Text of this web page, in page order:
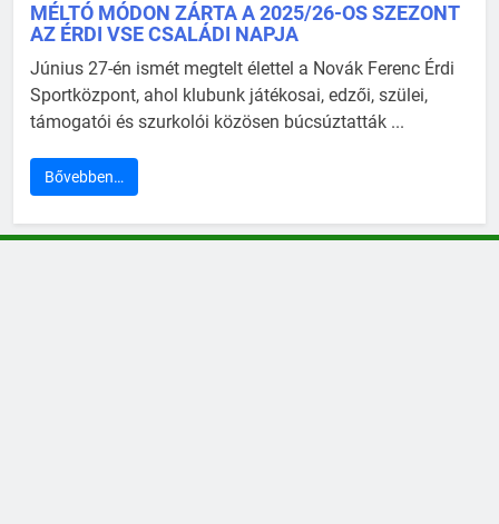
MÉLTÓ MÓDON ZÁRTA A 2025/26-OS SZEZONT
AZ ÉRDI VSE CSALÁDI NAPJA
Június 27-én ismét megtelt élettel a Novák Ferenc Érdi
Sportközpont, ahol klubunk játékosai, edzői, szülei,
támogatói és szurkolói közösen búcsúztatták ...
Bővebben…